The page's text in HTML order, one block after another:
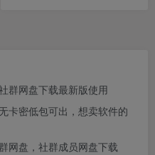
批量自动发布：定时定量发
益统计：广告收入自动同
群网盘下载最新版使用
卡密低包可出，想卖软件的
网盘，社群成员网盘下载